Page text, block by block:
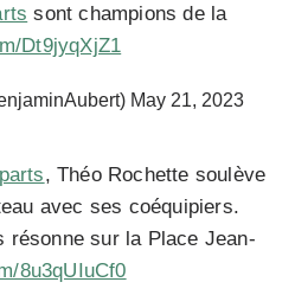
sont champions de la
Dt9jyqXjZ1
May 21, 2023
, Théo Rochette soulève
avec ses coéquipiers.
résonne sur la Place Jean-
8u3qUIuCf0